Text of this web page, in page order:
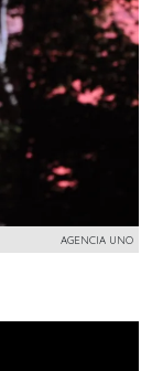
AGENCIA UNO